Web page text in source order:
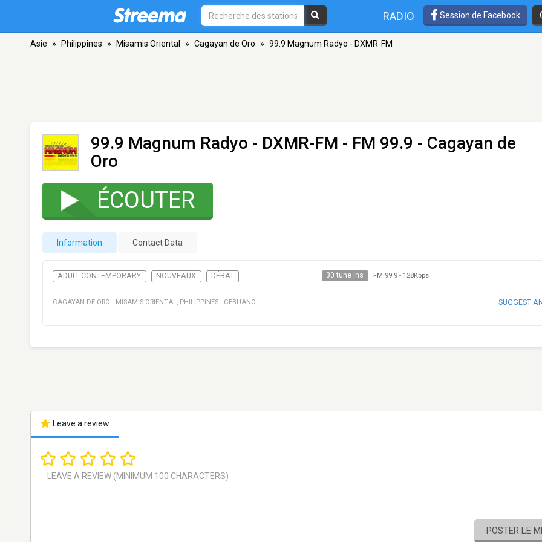
RADIO Session de Facebook
Asie » Philippines » Misamis Oriental » Cagayan de Oro » 99.9 Magnum Radyo - DXMR-FM
99.9 Magnum Radyo - DXMR-FM - FM 99.9 - Cagayan de
Oro
ÉCOUTER
Information Contact Data
ADULT CONTEMPORARY NOUVEAUX DÉBAT 30 tune ins FM 99.9- 128Kbps
CAGAYAN DE ORO · MISAMIS ORIENTAL, PHILIPPINES · CEBUANO SUGGEST
Leave a review
POSTER LE